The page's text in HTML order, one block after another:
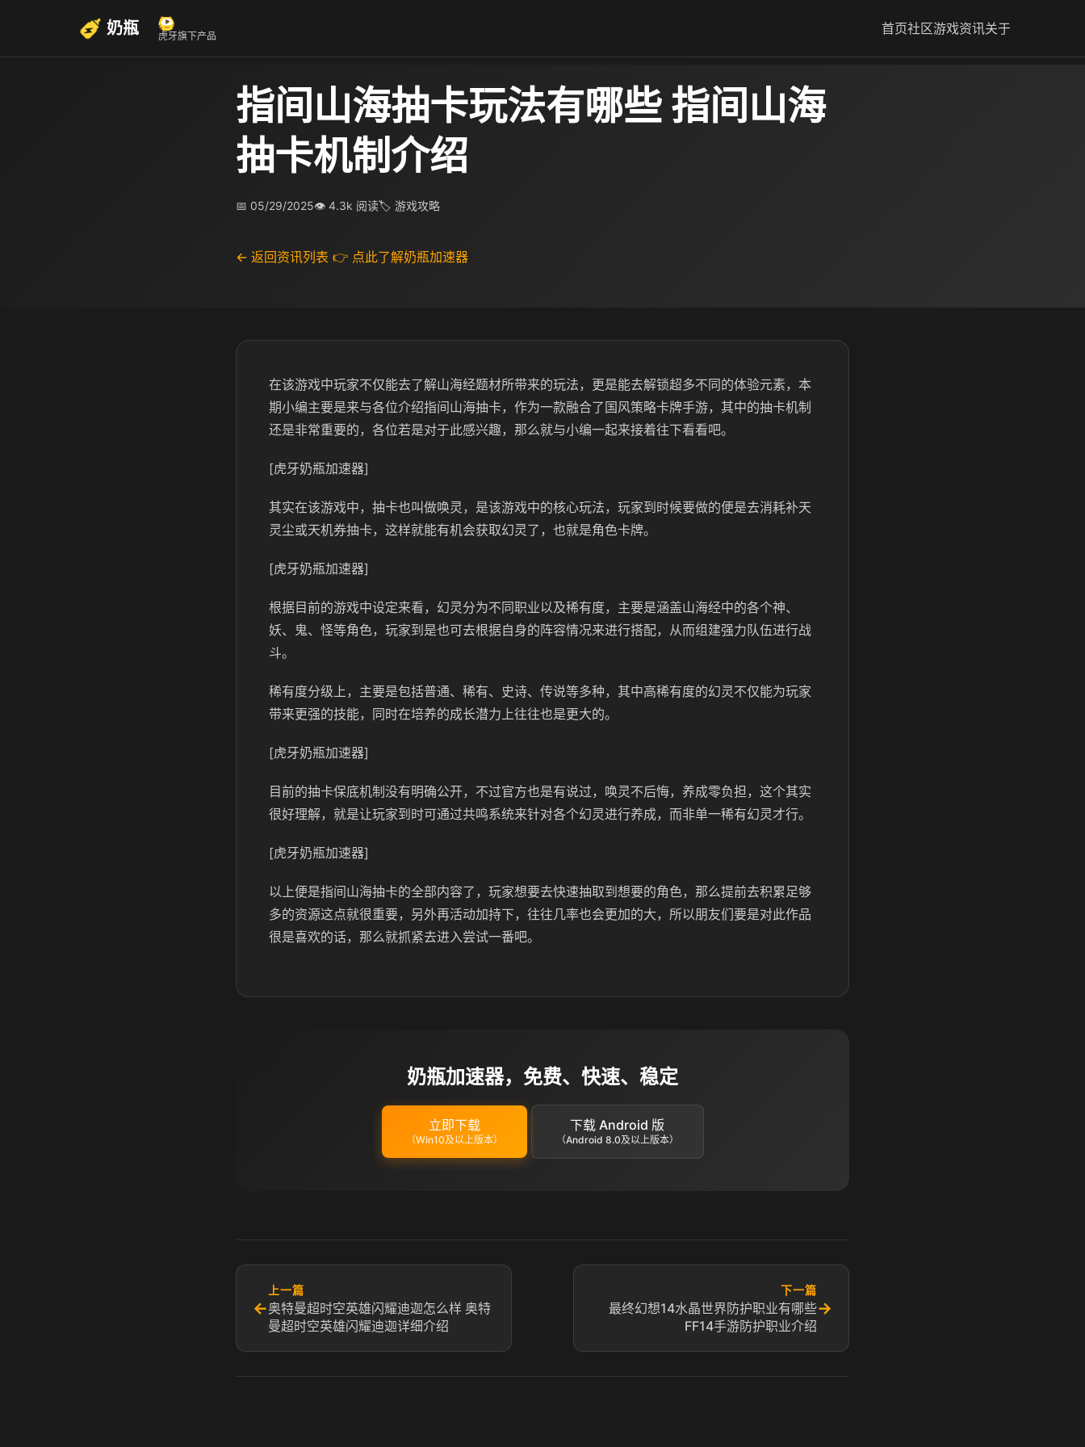
奶瓶 虎牙旗下产品 首页社区游戏资讯关于
指间山海抽卡玩法有哪些 指间山海
抽卡机制介绍
📅 05/29/2025👁 4.3k 阅读🏷 游戏攻略
← 返回资讯列表 👉 点此了解奶瓶加速器
在该游戏中玩家不仅能去了解山海经题材所带来的玩法，更是能去解锁超多不同的体验元素，本
期小编主要是来与各位介绍指间山海抽卡，作为一款融合了国风策略卡牌手游，其中的抽卡机制
还是非常重要的，各位若是对于此感兴趣，那么就与小编一起来接着往下看看吧。
[虎牙奶瓶加速器]
其实在该游戏中，抽卡也叫做唤灵，是该游戏中的核心玩法，玩家到时候要做的便是去消耗补天
灵尘或天机券抽卡，这样就能有机会获取幻灵了，也就是角色卡牌。
[虎牙奶瓶加速器]
根据目前的游戏中设定来看，幻灵分为不同职业以及稀有度，主要是涵盖山海经中的各个神、
妖、鬼、怪等角色，玩家到是也可去根据自身的阵容情况来进行搭配，从而组建强力队伍进行战
斗。
稀有度分级上，主要是包括普通、稀有、史诗、传说等多种，其中高稀有度的幻灵不仅能为玩家
带来更强的技能，同时在培养的成长潜力上往往也是更大的。
[虎牙奶瓶加速器]
目前的抽卡保底机制没有明确公开，不过官方也是有说过，唤灵不后悔，养成零负担，这个其实
很好理解，就是让玩家到时可通过共鸣系统来针对各个幻灵进行养成，而非单一稀有幻灵才行。
[虎牙奶瓶加速器]
以上便是指间山海抽卡的全部内容了，玩家想要去快速抽取到想要的角色，那么提前去积累足够
多的资源这点就很重要，另外再活动加持下，往往几率也会更加的大，所以朋友们要是对此作品
很是喜欢的话，那么就抓紧去进入尝试一番吧。
奶瓶加速器，免费、快速、稳定
立即下载
（Win10及以上版本）
下载 Android 版
（Android 8.0及以上版本）
←
上一篇
奥特曼超时空英雄闪耀迪迦怎么样 奥特
曼超时空英雄闪耀迪迦详细介绍
下一篇
最终幻想14水晶世界防护职业有哪些
FF14手游防护职业介绍
→